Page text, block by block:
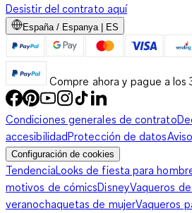
Desistir del contrato aquí
España / Espanya | ES
Compre ahora y pague a los
Condiciones generales de contrato
accesibilidadProtección de datos
Configuración de cookies
TendenciaLooks de fiesta para
motivos de cómicsDisneyVaqueros
veranochaquetas de mujerVaqueros